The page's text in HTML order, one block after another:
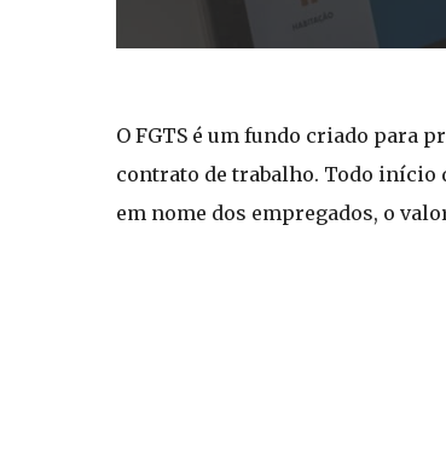
O FGTS é um fundo criado para
contrato de trabalho. Todo início
em nome dos empregados, o